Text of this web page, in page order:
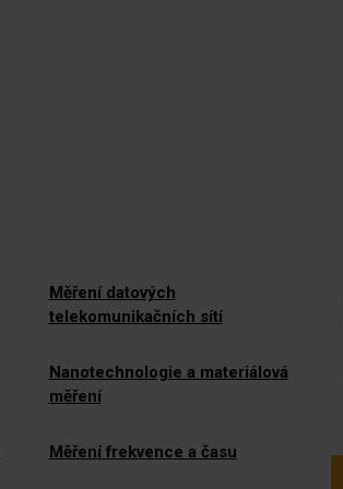
Měření datových
telekomunikačních sítí
Nanotechnologie a materiálová
měření
Měření frekvence a času